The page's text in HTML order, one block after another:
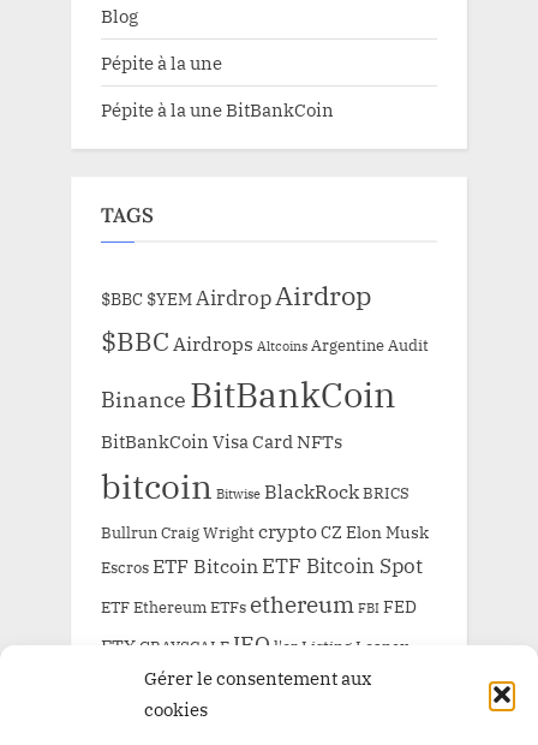
Gérer le consentement aux
cookies
Blog
Pépite à la une
Pépite à la une BitBankCoin
TAGS
$BBC $YEMAirdropAirdrop
$BBCAirdrops Altcoins Argentine Audit
Binance BitBankCoin
BitBankCoin Visa Card NFTs
bitcoin Bitwise BlackRockBRICS
Bullrun Craig WrightcryptoCZ Elon Musk
EscrosETF Bitcoin ETF Bitcoin Spot
ETF Ethereum ETFs ethereum FBI FED
FTX GRAYSCALE IEO l'orListingLoanex
Mises à jourPresalePrévente
Prévente BitBankCoin